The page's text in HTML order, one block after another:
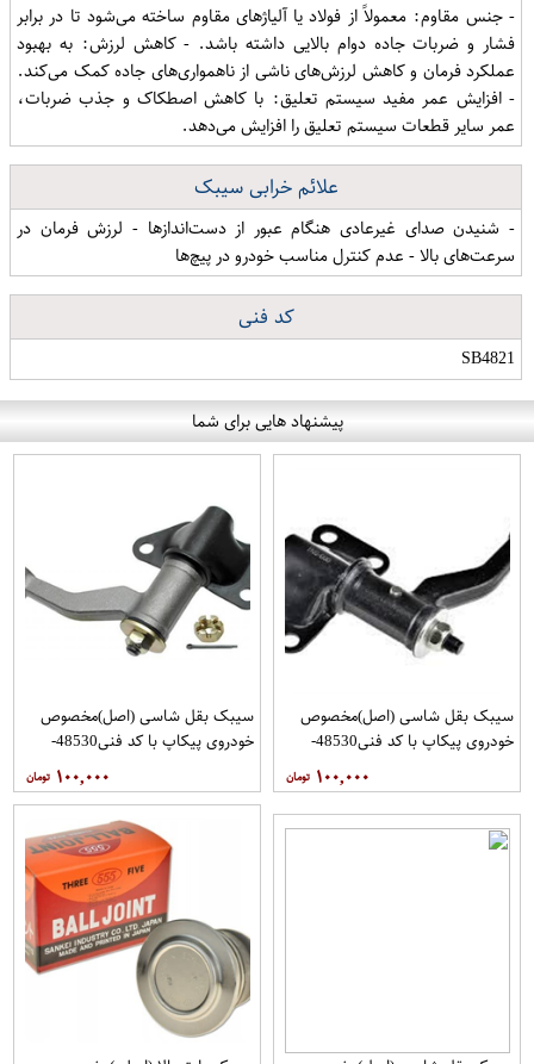
- جنس مقاوم: معمولاً از فولاد یا آلیاژهای مقاوم ساخته می‌شود تا در برابر
فشار و ضربات جاده دوام بالایی داشته باشد. - کاهش لرزش: به بهبود
عملکرد فرمان و کاهش لرزش‌های ناشی از ناهمواری‌های جاده کمک می‌کند.
- افزایش عمر مفید سیستم تعلیق: با کاهش اصطکاک و جذب ضربات،
عمر سایر قطعات سیستم تعلیق را افزایش می‌دهد.
علائم خرابی سیبک
- شنیدن صدای غیرعادی هنگام عبور از دست‌اندازها - لرزش فرمان در
سرعت‌های بالا - عدم کنترل مناسب خودرو در پیچ‌ها
کد فنی
SB4821
پیشنهاد هایی برای شما
سیبک بقل شاسی (اصل)مخصوص
خودروی پیکاپ با کد فنی48530-
۱۰۰,۰۰۰
سیبک بقل شاسی (اصل)مخصوص
خودروی پیکاپ با کد فنی48530-
۱۰۰,۰۰۰